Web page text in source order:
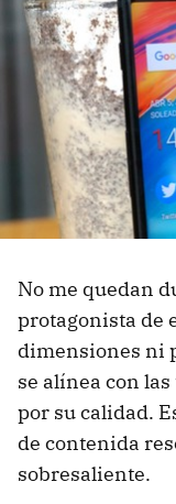
No me quedan
protagonista de
dimensiones ni
se alínea con
por su calidad.
de contenida
sobresaliente.